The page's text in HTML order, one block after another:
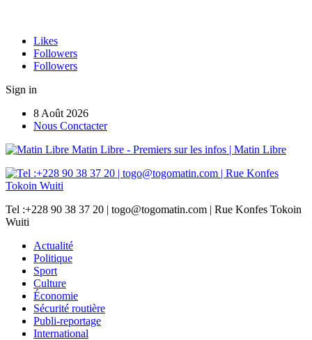
Likes
Followers
Followers
Sign in
8 Août 2026
Nous Conctacter
Matin Libre - Premiers sur les infos | Matin Libre
Tel :+228 90 38 37 20 | togo@togomatin.com | Rue Konfes Tokoin
Wuiti
Actualité
Politique
Sport
Culture
Économie
Sécurité routière
Publi-reportage
International